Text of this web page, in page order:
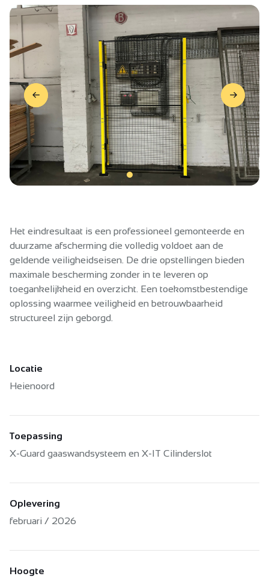
Het eindresultaat is een professioneel gemonteerde en
duurzame afscherming die volledig voldoet aan de
geldende veiligheidseisen. De drie opstellingen bieden
maximale bescherming zonder in te leveren op
toegankelijkheid en overzicht. Een toekomstbestendige
oplossing waarmee veiligheid en betrouwbaarheid
structureel zijn geborgd.
Locatie
Heienoord
Toepassing
X-Guard gaaswandsysteem en X-IT Cilinderslot
Oplevering
februari / 2026
Hoogte